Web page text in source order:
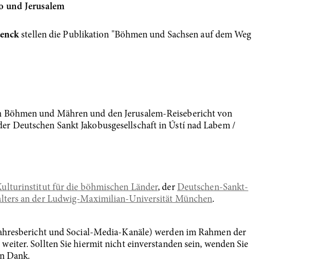
und Jerusalem
stellen die Publikation "Böhmen und Sachsen auf dem Weg
und Mähren und den Jerusalem-Reisebericht von
Deutschen Sankt Jakobusgesellschaft in Ústí nad Labem /
für die böhmischen Länder, der Deutschen-Sankt-
an der Ludwig-Maximilian-Universität München.
und Social-Media-Kanäle) werden im Rahmen der
Sollten Sie hiermit nicht einverstanden sein, wenden Sie
Dank.